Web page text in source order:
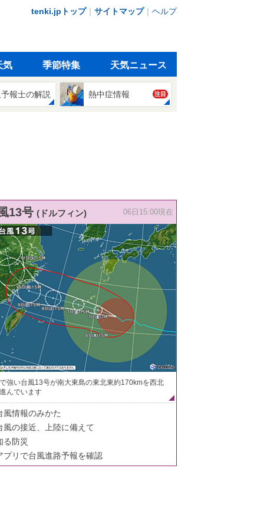
tenki.jpトップ｜ サイトマップ｜ ヘルプ
気 季節特集 天気ニュース
報士の解説 熱中症情報 注目
13号 (ドルフィン) 06日15:00現在
強い台風13号が南大東島の東北東約170kmを西北
んでいます
風情報のみかた
風の接近、上陸に備えて
る防災
プリで台風進路予報を確認